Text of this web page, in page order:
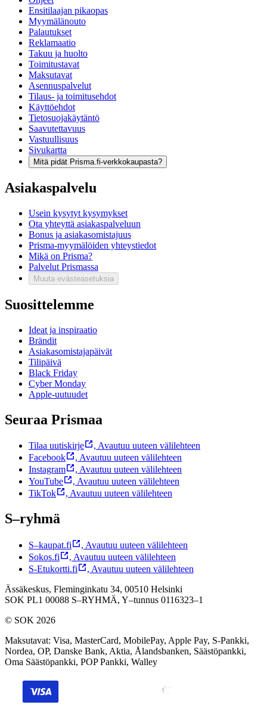
Ensitilaajan pikaopas
Myymälänouto
Palautukset
Reklamaatio
Takuu ja huolto
Toimitustavat
Maksutavat
Asennuspalvelut
Tilaus- ja toimitusehdot
Käyttöehdot
Tietosuojakäytäntö
Saavutettavuus
Vastuullisuus
Sivukartta
Mitä pidät Prisma.fi-verkkokaupasta?
Asiakaspalvelu
Usein kysytyt kysymykset
Ota yhteyttä asiakaspalveluun
Bonus ja asiakasomistajuus
Prisma-myymälöiden yhteystiedot
Mikä on Prisma?
Palvelut Prismassa
Muuta evästeasetuksia
Suosittelemme
Ideat ja inspiraatio
Brändit
Asiakasomistajapäivät
Tilipäivä
Black Friday
Cyber Monday
Apple-uutuudet
Seuraa Prismaa
Tilaa uutiskirje , Avautuu uuteen välilehteen
Facebook
, Avautuu uuteen välilehteen
Instagram
, Avautuu uuteen välilehteen
YouTube
, Avautuu uuteen välilehteen
TikTok
, Avautuu uuteen välilehteen
S–ryhmä
S–kaupat.fi , Avautuu uuteen välilehteen
Sokos.fi
, Avautuu uuteen välilehteen
S-Etukortti.fi
, Avautuu uuteen välilehteen
Ässäkeskus, Fleminginkatu 34, 00510 Helsinki
SOK PL1 00088 S–RYHMÄ, Y–tunnus 0116323–1
© SOK 2026
Maksutavat: Visa, MasterCard, MobilePay, Apple Pay, S-Pankki,
Nordea, OP, Danske Bank, Aktia, Ålandsbanken, Säästöpankki,
Oma Säästöpankki, POP Pankki, Walley